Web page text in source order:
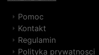
Pomoc
Kontakt
Regulamin
Polityka prywatnosci